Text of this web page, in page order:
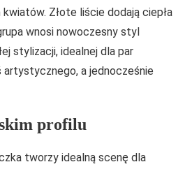
Złote liście dodają ciepła
wnosi nowoczesny styl
stylizacji, idealnej dla par
a jednocześnie
profilu
tworzy idealną scenę dla